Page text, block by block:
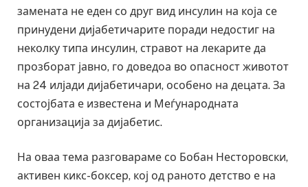
замената не еден со друг вид инсулин на која се
принудени дијабетичарите поради недостиг на
неколку типа инсулин, стравот на лекарите да
прозборат јавно, го доведоа во опасност животот
на 24 илјади дијабетичари, особено на децата. За
состојбата е известена и Меѓународната
организација за дијабетис.
На оваа тема разговараме со Бобан Несторовски,
активен кикс-боксер, кој од раното детство е на